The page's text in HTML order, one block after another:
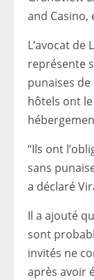
and Casino,
L’avocat de
représente
punaises de
hôtels ont
“Ils ont
sans
a déclaré
Il a ajouté
sont
invités ne
après avoir